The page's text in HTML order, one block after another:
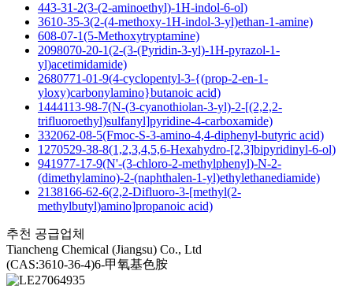
443-31-2(3-(2-aminoethyl)-1H-indol-6-ol)
3610-35-3(2-(4-methoxy-1H-indol-3-yl)ethan-1-amine)
608-07-1(5-Methoxytryptamine)
2098070-20-1(2-(3-(Pyridin-3-yl)-1H-pyrazol-1-
yl)acetimidamide)
2680771-01-9(4-cyclopentyl-3-{(prop-2-en-1-
yloxy)carbonylamino}butanoic acid)
1444113-98-7(N-(3-cyanothiolan-3-yl)-2-[(2,2,2-
trifluoroethyl)sulfanyl]pyridine-4-carboxamide)
332062-08-5(Fmoc-S-3-amino-4,4-diphenyl-butyric acid)
1270529-38-8(1,2,3,4,5,6-Hexahydro-[2,3]bipyridinyl-6-ol)
941977-17-9(N'-(3-chloro-2-methylphenyl)-N-2-
(dimethylamino)-2-(naphthalen-1-yl)ethylethanediamide)
2138166-62-6(2,2-Difluoro-3-[methyl(2-
methylbutyl)amino]propanoic acid)
추천 공급업체
Tiancheng Chemical (Jiangsu) Co., Ltd
(CAS:3610-36-4)6-甲氧基色胺